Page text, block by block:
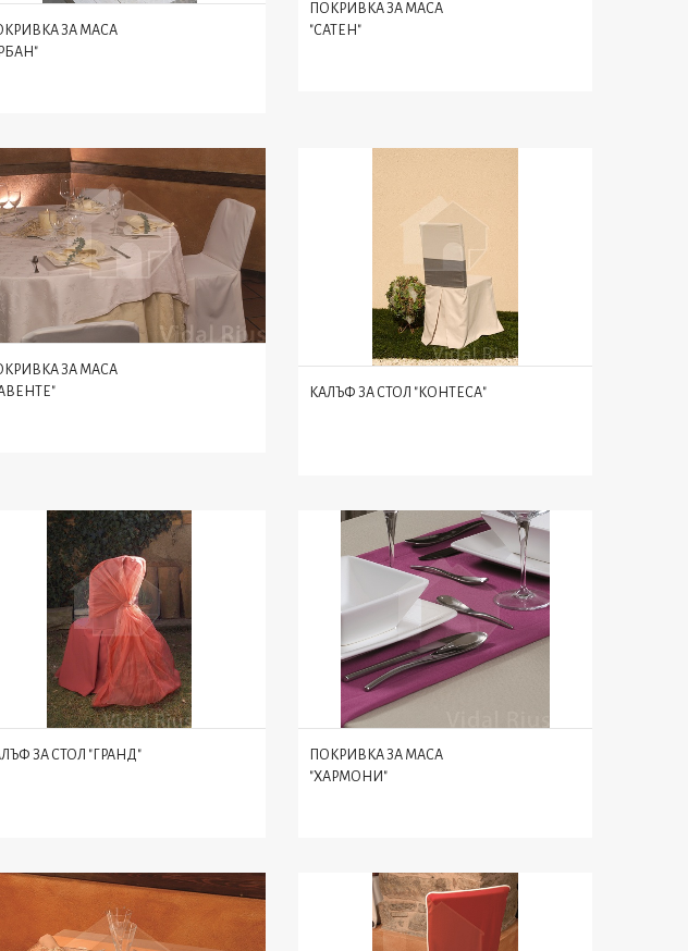
ЗА МАСА
ПОКРИВКА ЗА МАСА
"САТЕН"
ЗА МАСА
КАЛЪФ ЗА СТОЛ "КОНТЕСА"
ЗА СТОЛ "ГРАНД"
ПОКРИВКА ЗА МАСА
"ХАРМОНИ"